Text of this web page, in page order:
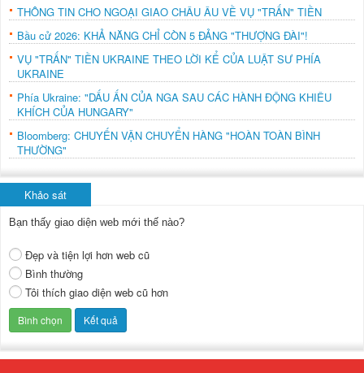
THÔNG TIN CHO NGOẠI GIAO CHÂU ÂU VỀ VỤ "TRẤN" TIỀN
Bầu cử 2026: KHẢ NĂNG CHỈ CÒN 5 ĐẢNG "THƯỢNG ĐÀI"!
VỤ "TRẤN" TIỀN UKRAINE THEO LỜI KỂ CỦA LUẬT SƯ PHÍA
UKRAINE
Phía Ukraine: "DẤU ẤN CỦA NGA SAU CÁC HÀNH ĐỘNG KHIÊU
KHÍCH CỦA HUNGARY"
Bloomberg: CHUYẾN VẬN CHUYỂN HÀNG "HOÀN TOÀN BÌNH
THƯỜNG"
Khảo sát
Bạn thấy giao diện web mới thế nào?
Đẹp và tiện lợi hơn web cũ
Bình thường
Tôi thích giao diện web cũ hơn